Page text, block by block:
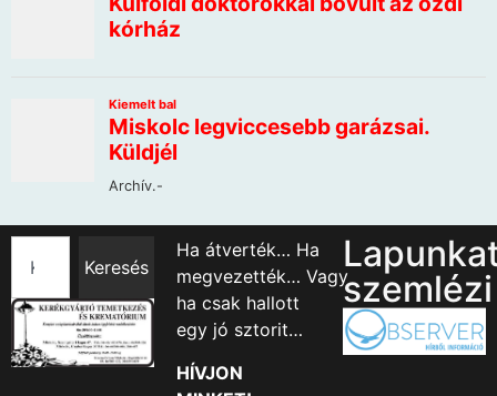
Keresés
Ha átverték… Ha
megvezették… Vagy
ha csak hallott
egy jó sztorit…
HÍVJON
szemlézi